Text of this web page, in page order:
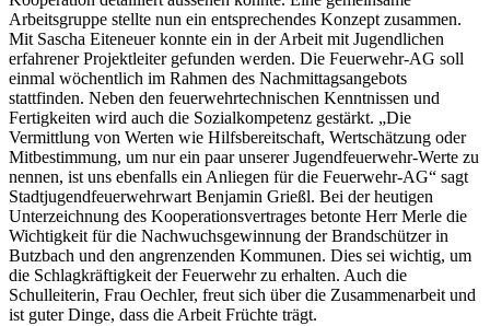
Arbeitsgruppe stellte nun ein entsprechendes Konzept zusammen.
Mit Sascha Eiteneuer konnte ein in der Arbeit mit Jugendlichen
erfahrener Projektleiter gefunden werden. Die Feuerwehr-AG soll
einmal wöchentlich im Rahmen des Nachmittagsangebots
stattfinden. Neben den feuerwehrtechnischen Kenntnissen und
Fertigkeiten wird auch die Sozialkompetenz gestärkt. „Die
Vermittlung von Werten wie Hilfsbereitschaft, Wertschätzung oder
Mitbestimmung, um nur ein paar unserer Jugendfeuerwehr-Werte zu
nennen, ist uns ebenfalls ein Anliegen für die Feuerwehr-AG“ sagt
Stadtjugendfeuerwehrwart Benjamin Grießl. Bei der heutigen
Unterzeichnung des Kooperationsvertrages betonte Herr Merle die
Wichtigkeit für die Nachwuchsgewinnung der Brandschützer in
Butzbach und den angrenzenden Kommunen. Dies sei wichtig, um
die Schlagkräftigkeit der Feuerwehr zu erhalten. Auch die
Schulleiterin, Frau Oechler, freut sich über die Zusammenarbeit und
ist guter Dinge, dass die Arbeit Früchte trägt.